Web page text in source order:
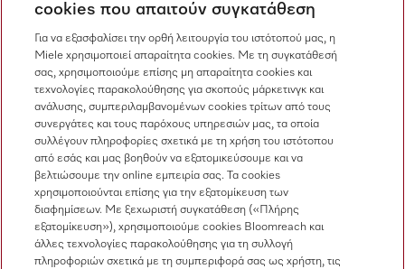
Επικοινωνία
Επισκόπηση επικοινωνίας
Πωλήσεις
210 6794444
Εξυπηρέτηση πελατών
210 6794444
cookies που απαιτούν συγκατάθεση
Για να εξασφαλίσει την ορθή λειτουργία του ιστότοπού μας, η
Miele χρησιμοποιεί απαραίτητα cookies. Με τη συγκατάθεσή
σας, χρησιμοποιούμε επίσης μη απαραίτητα cookies και
τεχνολογίες παρακολούθησης για σκοπούς μάρκετινγκ και
ανάλυσης, συμπεριλαμβανομένων cookies τρίτων από τους
συνεργάτες και τους παρόχους υπηρεσιών μας, τα οποία
συλλέγουν πληροφορίες σχετικά με τη χρήση του ιστότοπου
από εσάς και μας βοηθούν να εξατομικεύσουμε και να
βελτιώσουμε την online εμπειρία σας. Τα cookies
χρησιμοποιούνται επίσης για την εξατομίκευση των
διαφημίσεων. Με ξεχωριστή συγκατάθεση («Πλήρης
εξατομίκευση»), χρησιμοποιούμε cookies Bloomreach και
άλλες τεχνολογίες παρακολούθησης για τη συλλογή
πληροφοριών σχετικά με τη συμπεριφορά σας ως χρήστη, τις